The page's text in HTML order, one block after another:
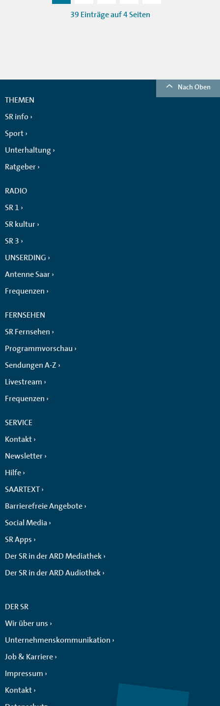
39 Einträge auf 4 Seiten
Nach Oben
THEMEN
SR info
Sport
Unterhaltung
Ratgeber
RADIO
SR 1
SR kultur
SR 3
UNSERDING
Antenne Saar
Frequenzen
FERNSEHEN
SR Fernsehen
Programmvorschau
Sendungen A-Z
Livestream
Frequenzen
SERVICE
Kontakt
Newsletter
Hilfe
SAARTEXT
Barrierefreie Angebote
Social Media
SR Apps
Der SR in der ARD Mediathek
Der SR in der ARD Audiothek
DER SR
Wir über uns
Unternehmenskommunikation
Job & Karriere
Impressum
Kontakt